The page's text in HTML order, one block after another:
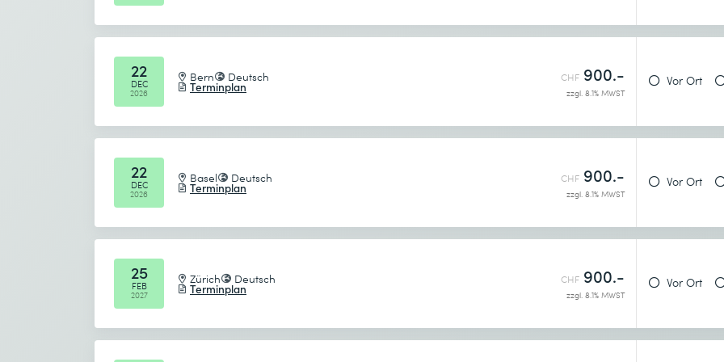
22
DEC
2026
Bern Deutsch
Terminplan
CHF 900.-
zzgl. 8.1% MWST
Vor Ort
22
DEC
2026
Basel Deutsch
Terminplan
CHF 900.-
zzgl. 8.1% MWST
Vor Ort
25
FEB
2027
Zürich Deutsch
Terminplan
CHF 900.-
zzgl. 8.1% MWST
Vor Ort